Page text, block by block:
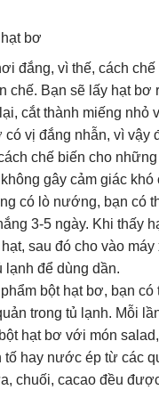
bơ
đắng, vì thế, cách
chế. Bạn sẽ lấy hạt bơ
cắt thành miếng nhỏ
có vị đắng nhẫn, vì vậy
chế biến cho
gây cảm giác khó
có lò nướng, bạn có
3-5 ngày. Khi thấy
sau đó cho vào
lạnh để dùng dần.
bột hạt bơ, bạn có
trong tủ lạnh. Mỗi
hạt bơ với món
hay nước ép từ các
chuối, cacao đều